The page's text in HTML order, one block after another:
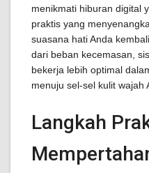
menikmati hiburan digital
praktis yang
suasana hati Anda
dari beban kecemasan,
bekerja lebih optimal
menuju sel-sel kulit wajah
Langkah